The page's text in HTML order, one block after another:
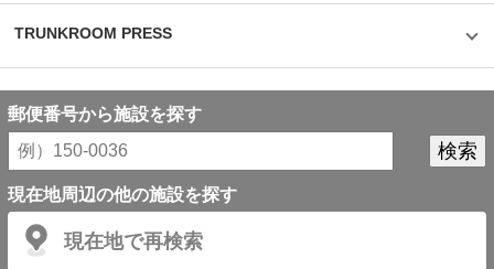
TRUNKROOM PRESS
郵便番号から施設を探す
現在地周辺の他の施設を探す
現在地で再検索